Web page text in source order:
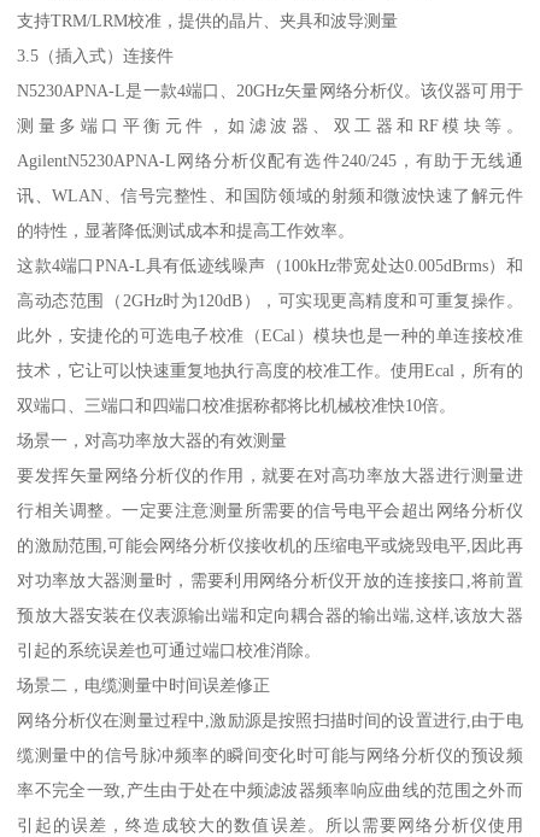
支持TRM/LRM校准，提供的晶片、夹具和波导测量
3.5（插入式）连接件
N5230APNA-L是一款4端口、20GHz矢量网络分析仪。该仪器可用于
测量多端口平衡元件，如滤波器、双工器和RF模块等。
AgilentN5230APNA-L网络分析仪配有选件240/245，有助于无线通
讯、WLAN、信号完整性、和国防领域的射频和微波快速了解元件
的特性，显著降低测试成本和提高工作效率。
这款4端口PNA-L具有低迹线噪声（100kHz带宽处达0.005dBrms）和
高动态范围（2GHz时为120dB），可实现更高精度和可重复操作。
此外，安捷伦的可选电子校准（ECal）模块也是一种的单连接校准
技术，它让可以快速重复地执行高度的校准工作。使用Ecal，所有的
双端口、三端口和四端口校准据称都将比机械校准快10倍。
场景一，对高功率放大器的有效测量
要发挥矢量网络分析仪的作用，就要在对高功率放大器进行测量进
行相关调整。一定要注意测量所需要的信号电平会超出网络分析仪
的激励范围,可能会网络分析仪接收机的压缩电平或烧毁电平,因此再
对功率放大器测量时，需要利用网络分析仪开放的连接接口,将前置
预放大器安装在仪表源输出端和定向耦合器的输出端,这样,该放大器
引起的系统误差也可通过端口校准消除。
场景二，电缆测量中时间误差修正
网络分析仪在测量过程中,激励源是按照扫描时间的设置进行,由于电
缆测量中的信号脉冲频率的瞬间变化时可能与网络分析仪的预设频
率不完全一致,产生由于处在中频滤波器频率响应曲线的范围之外而
引起的误差，终造成较大的数值误差。所以需要网络分析仪使用